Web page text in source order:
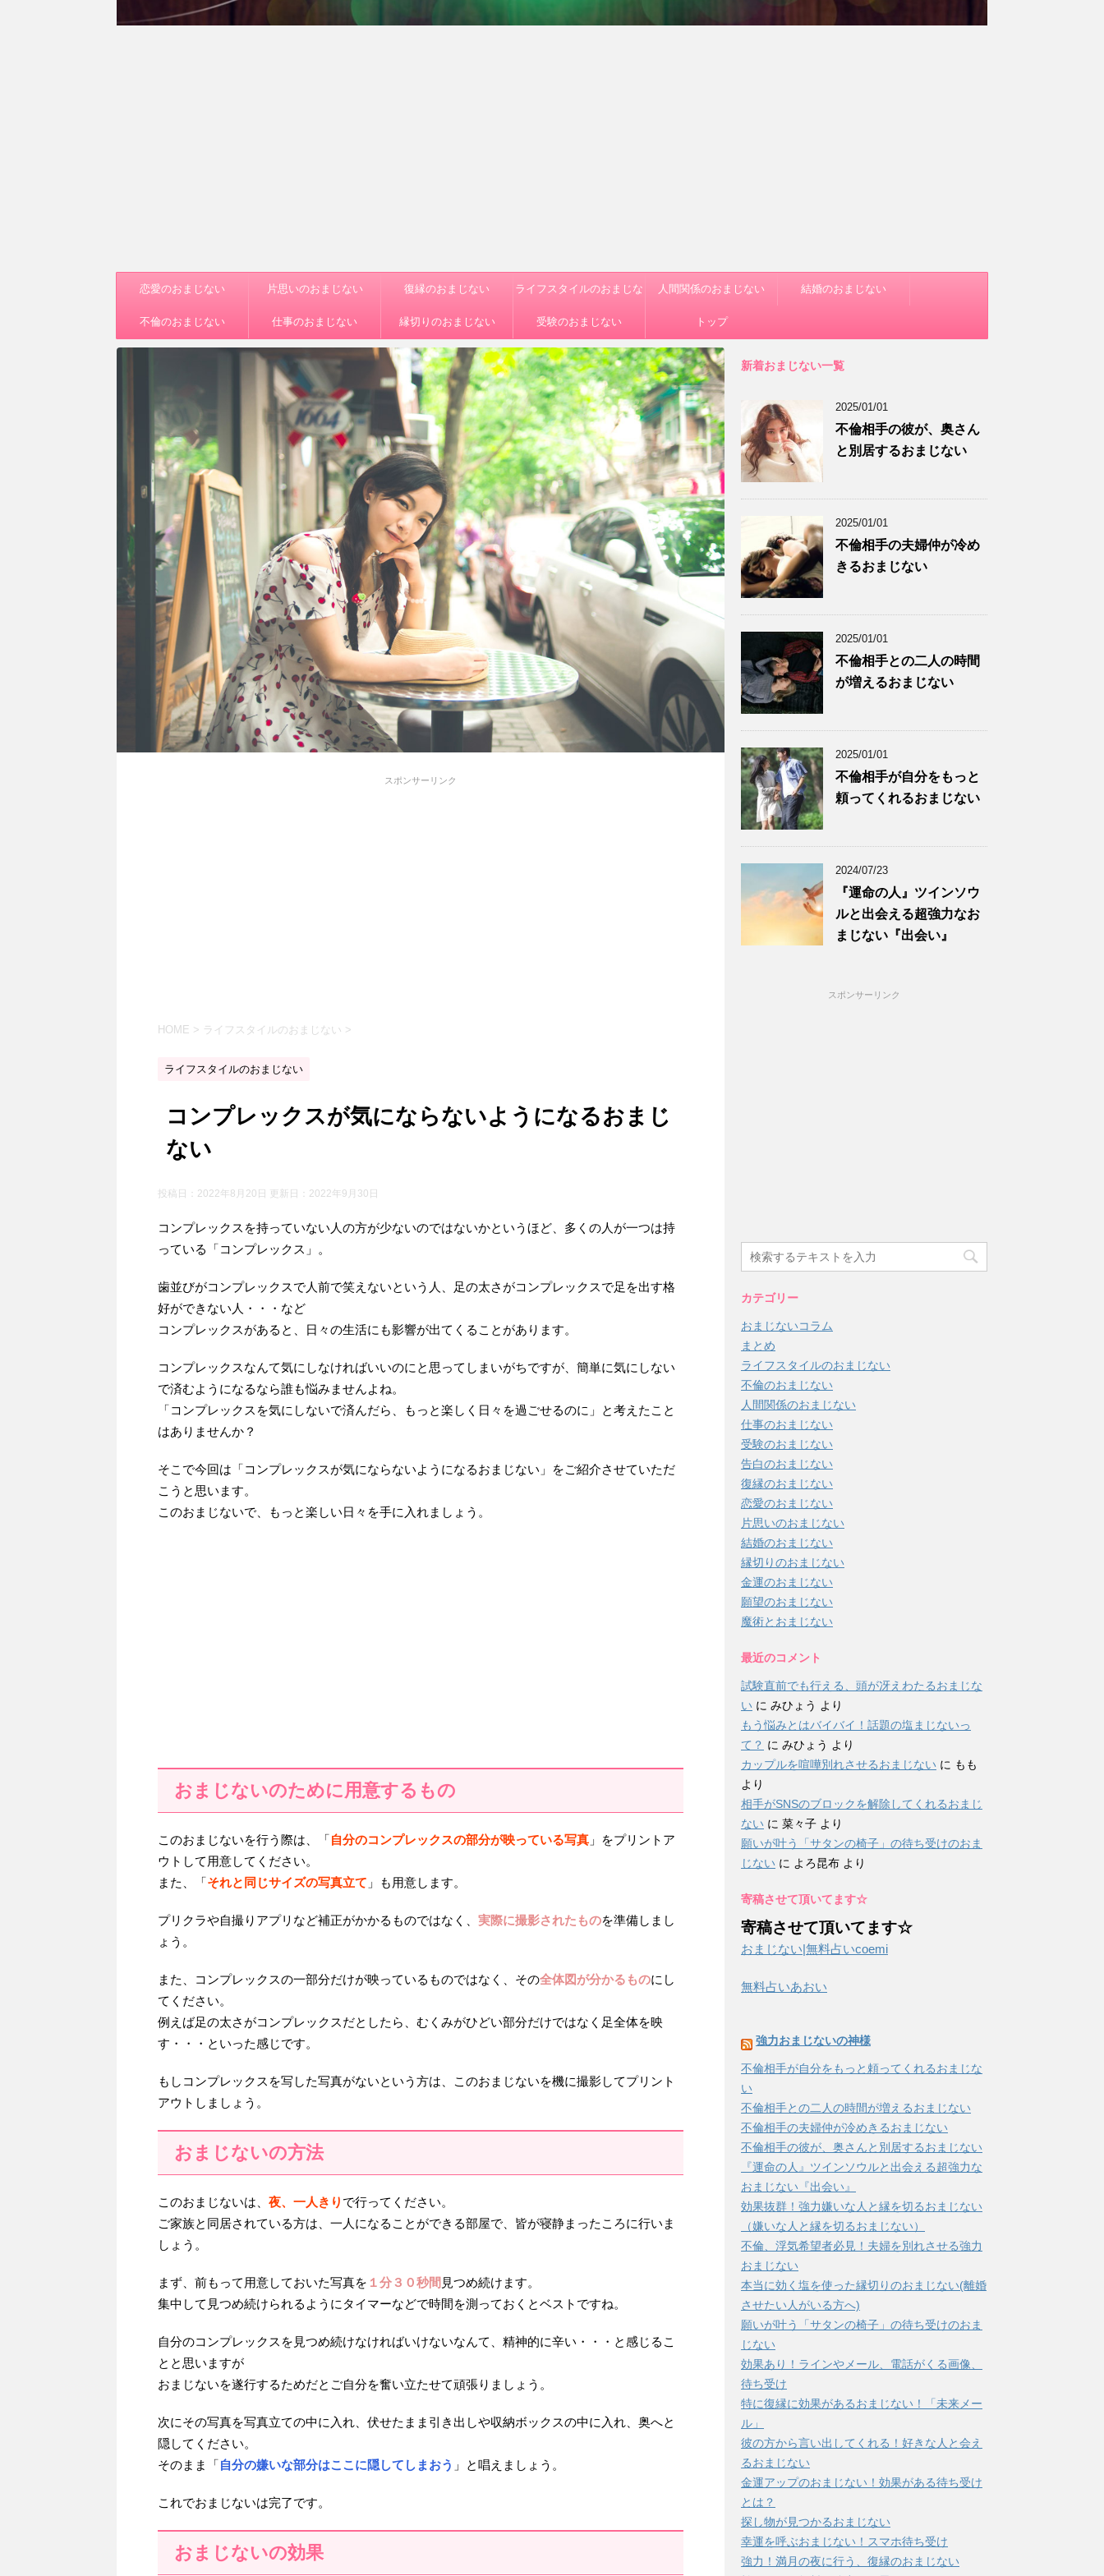
恋愛のおまじない 片思いのおまじない 復縁のおまじない ライフスタイルのおまじな
い
人間関係のおまじない 結婚のおまじない
不倫のおまじない 仕事のおまじない 縁切りのおまじない 受験のおまじない トップ
スポンサーリンク
HOME > ライフスタイルのおまじない >
ライフスタイルのおまじない
コンプレックスが気にならないようになるおまじ
ない
投稿日：2022年8月20日 更新日： 2022年9月30日
コンプレックスを持っていない人の方が少ないのではないかというほど、多くの人が一つは持
っている「コンプレックス」。
歯並びがコンプレックスで人前で笑えないという人、足の太さがコンプレックスで足を出す格
好ができない人・・・など
コンプレックスがあると、日々の生活にも影響が出てくることがあります。
コンプレックスなんて気にしなければいいのにと思ってしまいがちですが、簡単に気にしない
で済むようになるなら誰も悩みませんよね。
「コンプレックスを気にしないで済んだら、もっと楽しく日々を過ごせるのに」と考えたこと
はありませんか？
そこで今回は「コンプレックスが気にならないようになるおまじない」をご紹介させていただ
こうと思います。
このおまじないで、もっと楽しい日々を手に入れましょう。
おまじないのために用意するもの
このおまじないを行う際は、「自分のコンプレックスの部分が映っている写真 」をプリントア
ウトして用意してください。
また、「それと同じサイズの写真立て 」も用意します。
プリクラや自撮りアプリなど補正がかかるものではなく、 実際に撮影されたものを準備しまし
ょう。
また、コンプレックスの一部分だけが映っているものではなく、その全体図が分かるものにし
てください。
例えば足の太さがコンプレックスだとしたら、むくみがひどい部分だけではなく足全体を映
す・・・といった感じです。
もしコンプレックスを写した写真がないという方は、このおまじないを機に撮影してプリント
アウトしましょう。
おまじないの方法
このおまじないは、 夜、一人きり で行ってください。
ご家族と同居されている方は、一人になることができる部屋で、皆が寝静まったころに行いま
しょう。
まず、前もって用意しておいた写真を １分３０秒間 見つめ続けます。
集中して見つめ続けられるようにタイマーなどで時間を測っておくとベストですね。
自分のコンプレックスを見つめ続けなければいけないなんて、精神的に辛い・・・と感じるこ
とと思いますが
おまじないを遂行するためだとご自分を奮い立たせて頑張りましょう。
次にその写真を写真立ての中に入れ、伏せたまま引き出しや収納ボックスの中に入れ、奥へと
隠してください。
そのまま「自分の嫌いな部分はここに隠してしまおう 」と唱えましょう。
これでおまじないは完了です。
おまじないの効果
新着おまじない一覧
2025/01/01
不倫相手の彼が、奥さん
と別居するおまじない
2025/01/01
不倫相手の夫婦仲が冷め
きるおまじない
2025/01/01
不倫相手との二人の時間
が増えるおまじない
2025/01/01
不倫相手が自分をもっと
頼ってくれるおまじない
2024/07/23
『運命の人』ツインソウ
ルと出会える超強力なお
まじない『出会い』
スポンサーリンク
カテゴリー
おまじないコラム
まとめ
ライフスタイルのおまじない
不倫のおまじない
人間関係のおまじない
仕事のおまじない
受験のおまじない
告白のおまじない
復縁のおまじない
恋愛のおまじない
片思いのおまじない
結婚のおまじない
縁切りのおまじない
金運のおまじない
願望のおまじない
魔術とおまじない
最近のコメント
試験直前でも行える、頭が冴えわたるおまじな
い に みひょう より
もう悩みとはバイバイ！話題の塩まじないっ
て？ に みひょう より
カップルを喧嘩別れさせるおまじない に もも
より
相手がSNSのブロックを解除してくれるおまじ
ない に 菜々子 より
願いが叶う「サタンの椅子」の待ち受けのおま
じない に よろ昆布 より
寄稿させて頂いてます☆
寄稿させて頂いてます☆
おまじない|無料占いcoemi
無料占いあおい
強力おまじないの神様
不倫相手が自分をもっと頼ってくれるおまじな
い
不倫相手との二人の時間が増えるおまじない
不倫相手の夫婦仲が冷めきるおまじない
不倫相手の彼が、奥さんと別居するおまじない
『運命の人』ツインソウルと出会える超強力な
おまじない『出会い』
効果抜群！強力嫌いな人と縁を切るおまじない
（嫌いな人と縁を切るおまじない）
不倫、浮気希望者必見！夫婦を別れさせる強力
おまじない
本当に効く塩を使った縁切りのおまじない(離婚
させたい人がいる方へ)
願いが叶う「サタンの椅子」の待ち受けのおま
じない
効果あり！ラインやメール、電話がくる画像、
待ち受け
特に復縁に効果があるおまじない！「未来メー
ル」
彼の方から言い出してくれる！好きな人と会え
るおまじない
金運アップのおまじない！効果がある待ち受け
とは？
探し物が見つかるおまじない
幸運を呼ぶおまじない！スマホ待ち受け
強力！満月の夜に行う、復縁のおまじない